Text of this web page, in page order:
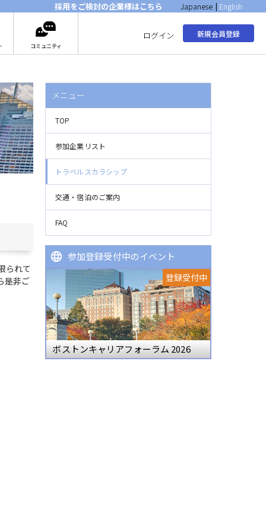
採用をご検討の企業様はこちら Japanese | English
コミュニティ
ログイン 新規会員登録
られて
是非ご
メニュー
TOP
参加企業リスト
トラベルスカラシップ
交通・宿泊のご案内
FAQ
参加登録受付中のイベント
登録受付中
ボストンキャリアフォーラム 2026